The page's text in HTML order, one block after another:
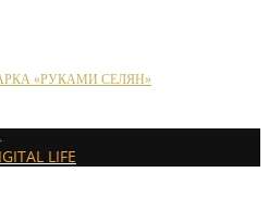
«РУКАМИ СЕЛЯН»
LIFE